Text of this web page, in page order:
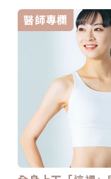
波科技結合，RF同步
HIFEM+電磁技術深入
縮，達到鍛鍊肌肉、快
大概4-6次，一週一次
了，不只線條更緊實
入性體雕療程，許多
在練核心肌群的同時
離，肚皮變得鬆垮，
也是兩個孩子的媽媽
楊心怡院長強調還是
慣、運動各方面，才
正確、健康的體態管
煥發神采自信。圖/芯
美「力」在10多年前
從台北到彰化開業，
客戶要的是一種信任感
婦，蛻變成青少年媽
是「鄰居」，但不論
了解一下吧！（圖／
眼袋：眼下鬆弛、膨出
一塊脂肪膨出，起因
積等狀況，造成下眼
此，假如你的眼袋比
周支撐、收緊筋膜層
行眼袋手術，透過微
才能妥善消除眼袋了
是「脂肪膨出」的問
方的一條長長的凹陷
皮膚失去彈性、筋膜
退縮，導致眼下皮膚
溝」。不過，相比起
微整形療程，就能有
周骨架支撐，也能施
化紋路，治療細節於
醫師專欄